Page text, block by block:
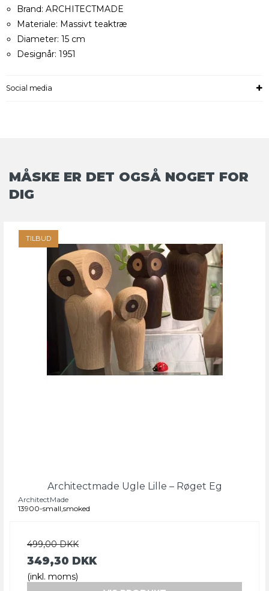
Brand: ARCHITECTMADE
Materiale: Massivt teaktræ
Diameter: 15 cm
Designår: 1951
Social media
MÅSKE ER DET OGSÅ NOGET FOR
DIG
TILBUD
Architectmade Ugle Lille – Røget Eg
ArchitectMade
13900-small,smoked
499,00 DKK
349,30 DKK
(inkl. moms)